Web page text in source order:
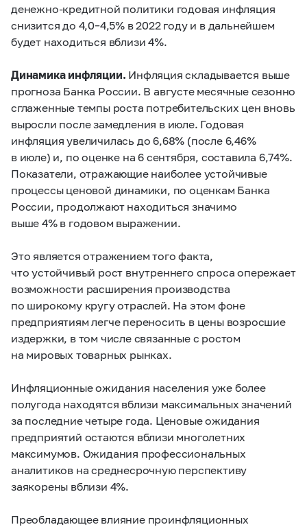
денежно-кредитной политики годовая инфляция
снизится до 4,0–4,5% в 2022 году и в дальнейшем
будет находиться вблизи 4%.
Динамика инфляции. Инфляция складывается выше
прогноза Банка России. В августе месячные сезонно
сглаженные темпы роста потребительских цен вновь
выросли после замедления в июле. Годовая
инфляция увеличилась до 6,68% (после 6,46%
в июле) и, по оценке на 6 сентября, составила 6,74%.
Показатели, отражающие наиболее устойчивые
процессы ценовой динамики, по оценкам Банка
России, продолжают находиться значимо
выше 4% в годовом выражении.
Это является отражением того факта,
что устойчивый рост внутреннего спроса опережает
возможности расширения производства
по широкому кругу отраслей. На этом фоне
предприятиям легче переносить в цены возросшие
издержки, в том числе связанные с ростом
на мировых товарных рынках.
Инфляционные ожидания населения уже более
полугода находятся вблизи максимальных значений
за последние четыре года. Ценовые ожидания
предприятий остаются вблизи многолетних
максимумов. Ожидания профессиональных
аналитиков на среднесрочную перспективу
заякорены вблизи 4%.
Преобладающее влияние проинфляционных